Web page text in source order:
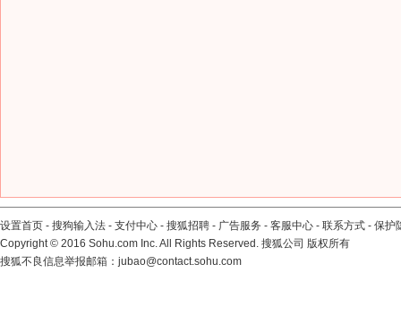
设置首页 - 搜狗输入法 - 支付中心 - 搜狐招聘 - 广告服务 - 客服中心 - 联系方式 - 保护
Copyright© 2016 Sohu.com Inc. All Rights Reserved. 搜狐公司 版权所有
搜狐不良信息举报邮箱： jubao@contact.sohu.com